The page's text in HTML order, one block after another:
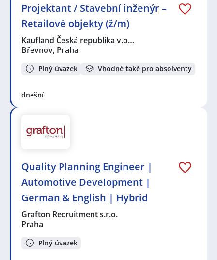
Projektant / Stavební inženýr –
Retailové objekty (ž/m)
Kaufland Česká republika v.o…
Břevnov, Praha
Plný úvazek Vhodné také pro absolventy
dnešní
Quality Planning Engineer |
Automotive Development |
German & English | Hybrid
Grafton Recruitment s.r.o.
Praha
Plný úvazek